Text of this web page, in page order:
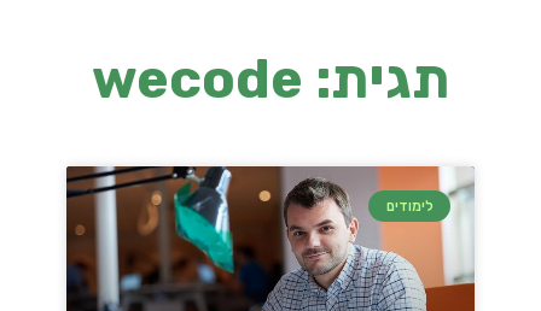
תגית: wecode
לימודים